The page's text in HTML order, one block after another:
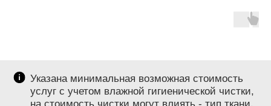
Указана минимальная возможная стоимость
услуг с учетом влажной гигиенической чистки,
на стоимость чистки могут влиять - тип ткани,